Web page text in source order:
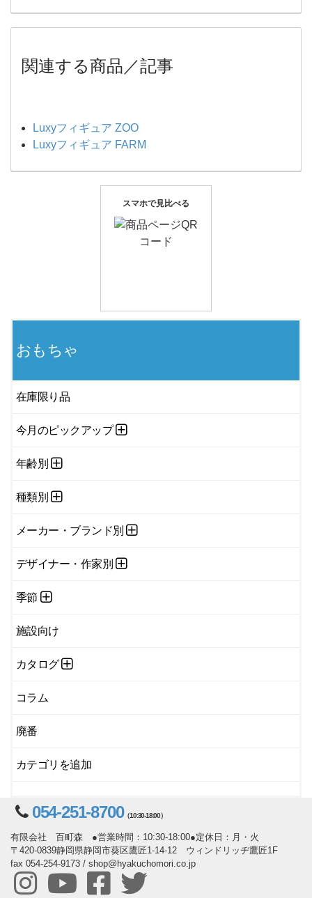
関連する商品／記事
Luxyフィギュア ZOO
Luxyフィギュア FARM
スマホで見比べる
おもちゃ
在庫限り品
今月のピックアップ
年齢別
種類別
メーカー・ブランド別
デザイナー・作家別
季節
施設向け
カタログ
コラム
廃番
カテゴリを追加
054-251-8700（10:30-18:00）
有限会社 百町森 ●営業時間：10:30-18:00●定休日：月・火
〒420-0839静岡県静岡市葵区鷹匠1-14-12 ウィンドリッヂ鷹匠1F
fax 054-254-9173 / shop@hyakuchomori.co.jp